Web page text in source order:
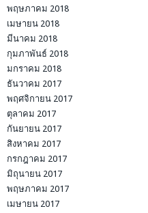
พฤษภาคม 2018
เมษายน 2018
มีนาคม 2018
กุมภาพันธ์ 2018
มกราคม 2018
ธันวาคม 2017
พฤศจิกายน 2017
ตุลาคม 2017
กันยายน 2017
สิงหาคม 2017
กรกฎาคม 2017
มิถุนายน 2017
พฤษภาคม 2017
เมษายน 2017